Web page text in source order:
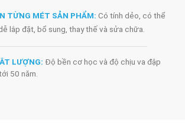
TỪNG MÉT SẢN PHẨM: Có tính dẻo, có thể
lắp đặt, bổ sung, thay thế và sửa chữa.
LƯỢNG: Độ bền cơ học và độ chịu va đập
50 năm.